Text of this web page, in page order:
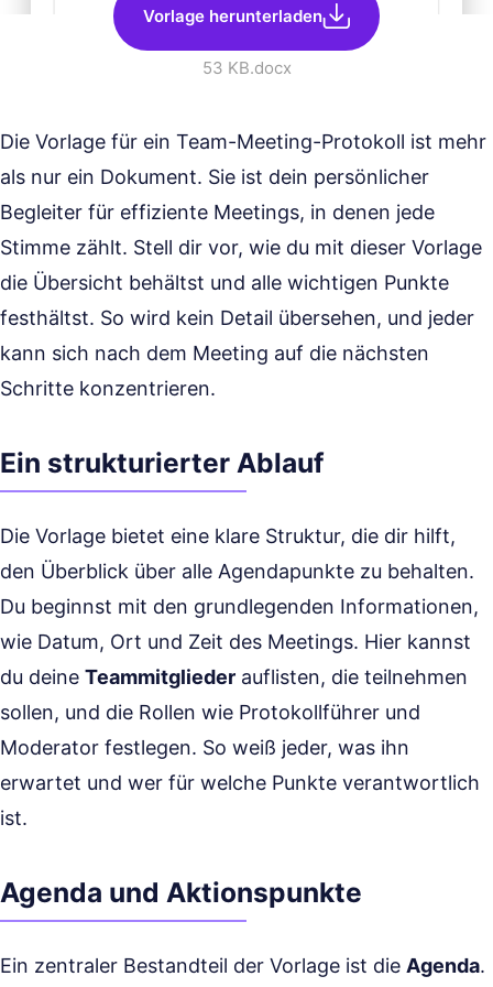
Vorlage herunterladen
53 KB.docx
Die Vorlage für ein Team-Meeting-Protokoll ist mehr
als nur ein Dokument. Sie ist dein persönlicher
Begleiter für effiziente Meetings, in denen jede
Stimme zählt. Stell dir vor, wie du mit dieser Vorlage
die Übersicht behältst und alle wichtigen Punkte
festhältst. So wird kein Detail übersehen, und jeder
kann sich nach dem Meeting auf die nächsten
Schritte konzentrieren.
Ein strukturierter Ablauf
Die Vorlage bietet eine klare Struktur, die dir hilft,
den Überblick über alle Agendapunkte zu behalten.
Du beginnst mit den grundlegenden Informationen,
wie Datum, Ort und Zeit des Meetings. Hier kannst
du deine Teammitglieder auflisten, die teilnehmen
sollen, und die Rollen wie Protokollführer und
Moderator festlegen. So weiß jeder, was ihn
erwartet und wer für welche Punkte verantwortlich
ist.
Agenda und Aktionspunkte
Ein zentraler Bestandteil der Vorlage ist die Agenda.